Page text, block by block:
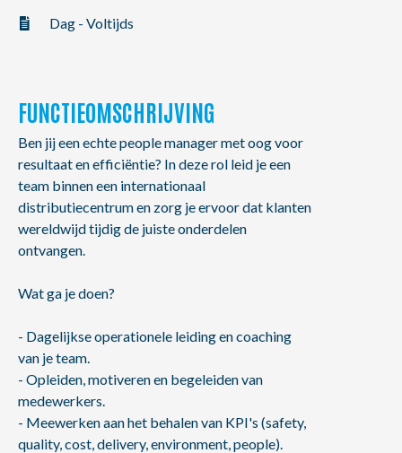
Dag - Voltijds
FUNCTIEOMSCHRIJVING
Ben jij een echte people manager met oog voor
resultaat en efficiëntie? In deze rol leid je een
team binnen een internationaal
distributiecentrum en zorg je ervoor dat klanten
wereldwijd tijdig de juiste onderdelen
ontvangen.
Wat ga je doen?
- Dagelijkse operationele leiding en coaching
van je team.
- Opleiden, motiveren en begeleiden van
medewerkers.
- Meewerken aan het behalen van KPI's (safety,
quality, cost, delivery, environment, people).